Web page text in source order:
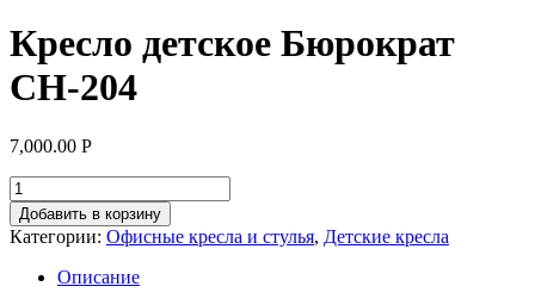
Кресло детское Бюрократ
CH-204
7,000.00 Р
Добавить в корзину
Категории: Офисные кресла и стулья, Детские кресла
Описание